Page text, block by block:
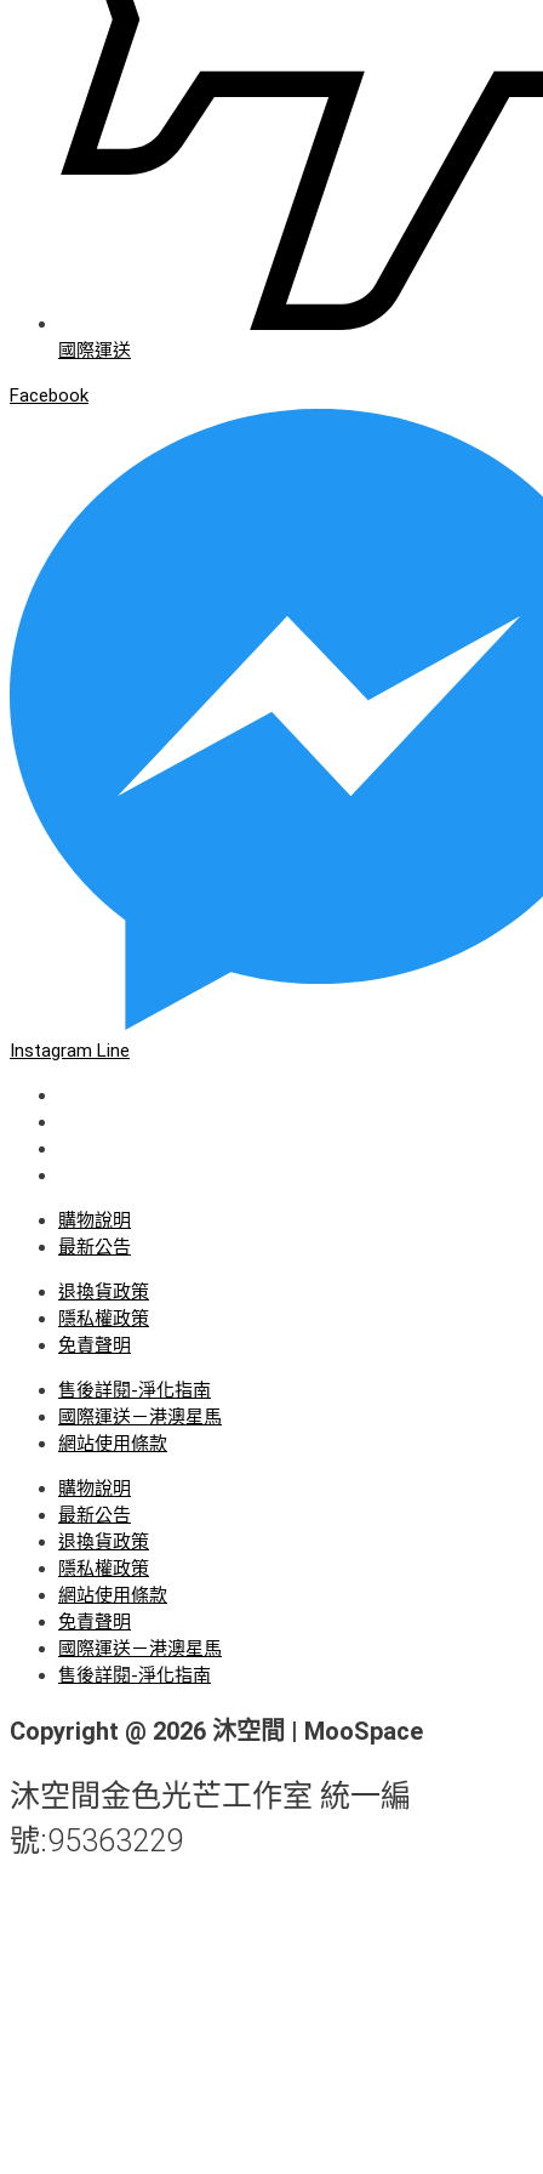
國際運送
Facebook
Instagram Line
購物說明
最新公告
退換貨政策
隱私權政策
免責聲明
售後詳閱-淨化指南
國際運送－港澳星馬
網站使用條款
購物說明
最新公告
退換貨政策
隱私權政策
網站使用條款
免責聲明
國際運送－港澳星馬
售後詳閱-淨化指南
Copyright @ 2026 沐空間 | MooSpace
沐空間金色光芒工作室 統一編
號:95363229